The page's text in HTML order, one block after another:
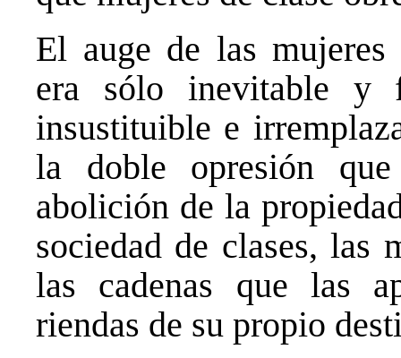
El auge de las mujeres
era sólo inevitable y
insustituible e
la doble opresión
abolición de la
sociedad de clases, las
las cadenas que las
riendas de su propio